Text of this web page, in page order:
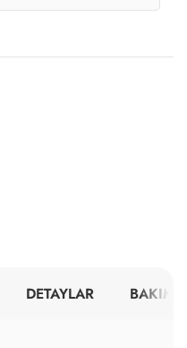
DETAYLAR BAKIM